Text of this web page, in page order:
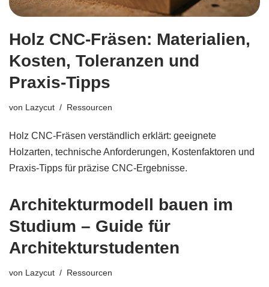
Holz CNC-Fräsen: Materialien,
Kosten, Toleranzen und
Praxis-Tipps
von Lazycut Ressourcen
Holz CNC-Fräsen verständlich erklärt: geeignete
Holzarten, technische Anforderungen, Kostenfaktoren und
Praxis-Tipps für präzise CNC-Ergebnisse.
Architekturmodell bauen im
Studium – Guide für
Architekturstudenten
von Lazycut Ressourcen